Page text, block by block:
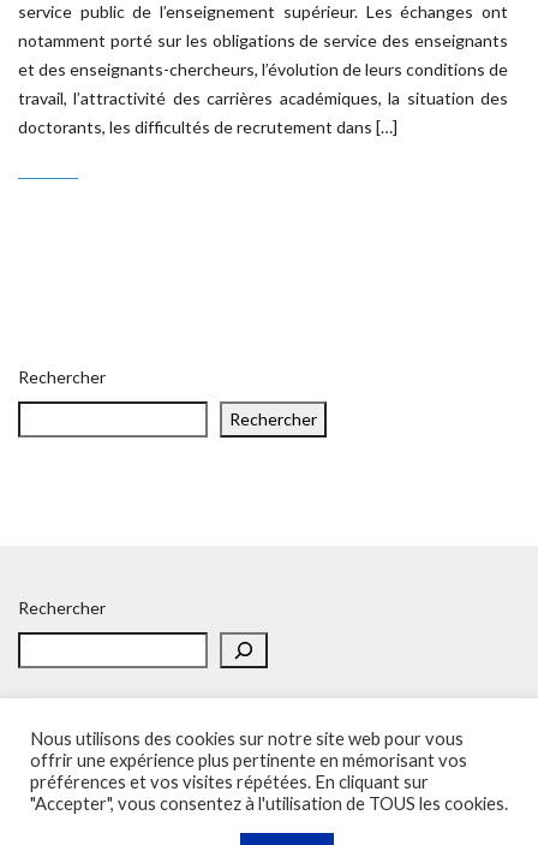
service public de l’enseignement supérieur. Les échanges ont
notamment porté sur les obligations de service des enseignants
et des enseignants-chercheurs, l’évolution de leurs conditions de
travail, l’attractivité des carrières académiques, la situation des
doctorants, les difficultés de recrutement dans […]
Rechercher
Rechercher
Rechercher
Accueil Politique de confidentialité Adhésion
Contacts
SOS – Demande d’aide
Politique de confidentialité
Nous utilisons des cookies sur notre site web pour vous
offrir une expérience plus pertinente en mémorisant vos
préférences et vos visites répétées. En cliquant sur
"Accepter", vous consentez à l'utilisation de TOUS les cookies.